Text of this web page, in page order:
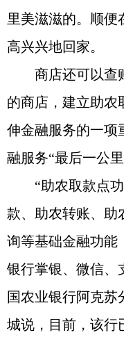
里美滋滋的。顺便
高兴兴地回家。
商店还可以查
的商店，建立助农
伸金融服务的一项
融服务“最后一公里
“助农取款点
款、助农转账、助
询等基础金融功能
银行掌银、微信、
国农业银行阿克
城说，目前，该行